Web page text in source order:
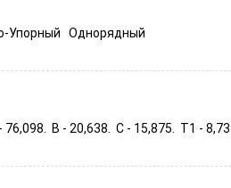
Упорный Однорядный
B - 20,638. C - 15,875. T1 -